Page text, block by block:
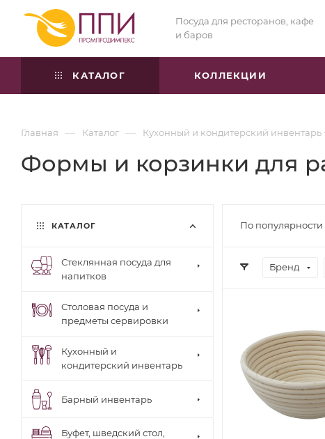
Посуда для ресторанов, кафе
и баров
КАТАЛОГ КОЛЛЕКЦИИ
Главная — Каталог — Кухонный и кондитерский инвентарь
Формы и корзинки для
По популярности
Бренд
КАТАЛОГ
Стеклянная посуда для
напитков
Столовая посуда и
предметы сервировки
Кухонный и
кондитерский инвентарь
Барный инвентарь
Буфет, шведский стол,